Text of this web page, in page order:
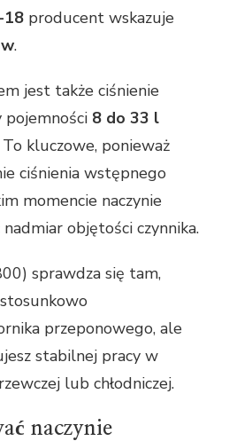
18 producent wskazuje
.
jest także ciśnienie
8 do 33 l
To kluczowe, ponieważ
ciśnienia wstępnego
momencie naczynie
objętości czynnika.
sprawdza się tam,
przeponowego, ale
stabilnej pracy w
lub chłodniczej.
naczynie